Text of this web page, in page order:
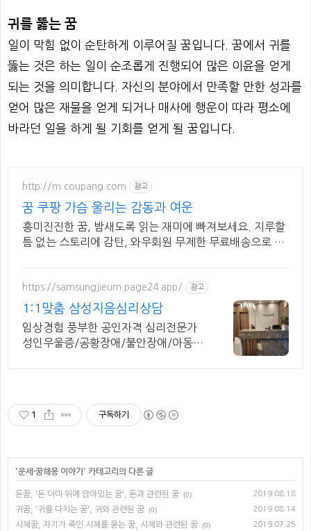
귀를 뚫는 꿈
일이 막힘 없이 순탄하게 이루어질 꿈입니다. 꿈에서 귀를
뚫는 것은 하는 일이 순조롭게 진행되어 많은 이윤을 얻게
되는 것을 의미합니다. 자신의 분야에서 만족할 만한 성과를
얻어 많은 재물을 얻게 되거나 매사에 행운이 따라 평소에
바라던 일을 하게 될 기회를 얻게 될 꿈입니다.
http://m.coupang.com 광고
꿈 쿠팡 가슴 울리는 감동과 여운
흥미진진한 꿈, 밤새도록 읽는 재미에 빠져보세요. 지루할
틈 없는 스토리에 감탄, 와우회원 무제한 무료배송으로 만
https://samsungjieum.page24.app/ 광고
1:1맞춤 삼성지음심리상담
임상경험 풍부한 공인자격 심리전문가
성인우울증/공황장애/불안장애/아동상
1 구독하기
'운세·꿈해몽 이야기' 카테고리의 다른 글
돈꿈, '돈 더미 위에 앉아있는 꿈', 돈과 관련된 꿈 (0) 2019.08.18
귀꿈, '귀를 다치는 꿈', 귀와 관련된 꿈 (0) 2019.08.14
시체꿈, 자기가 죽인 시체를 묻는 꿈, 시체와 관련된 꿈 (0) 2019.07.25